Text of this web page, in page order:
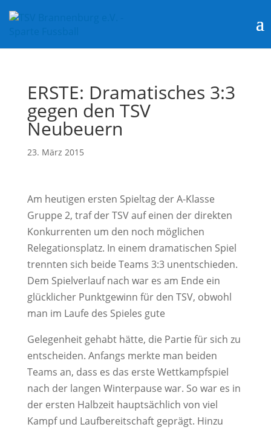
ERSTE: Dramatisches 3:3
gegen den TSV
Neubeuern
23. März 2015
Am heutigen ersten Spieltag der A-Klasse
Gruppe 2, traf der TSV auf einen der direkten
Konkurrenten um den noch möglichen
Relegationsplatz. In einem dramatischen Spiel
trennten sich beide Teams 3:3 unentschieden.
Dem Spielverlauf nach war es am Ende ein
glücklicher Punktgewinn für den TSV, obwohl
man im Laufe des Spieles gute
Gelegenheit gehabt hätte, die Partie für sich zu
entscheiden. Anfangs merkte man beiden
Teams an, dass es das erste Wettkampfspiel
nach der langen Winterpause war. So war es in
der ersten Halbzeit hauptsächlich von viel
Kampf und Laufbereitschaft geprägt. Hinzu